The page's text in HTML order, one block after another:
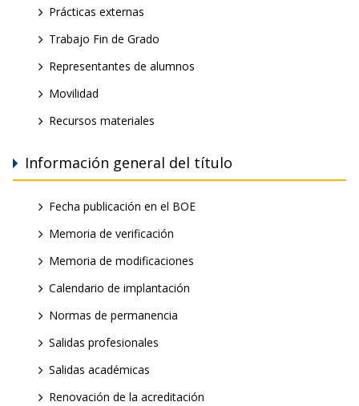
Prácticas externas
Trabajo Fin de Grado
Representantes de alumnos
Movilidad
Recursos materiales
Información general del título
Fecha publicación en el BOE
Memoria de verificación
Memoria de modificaciones
Calendario de implantación
Normas de permanencia
Salidas profesionales
Salidas académicas
Renovación de la acreditación